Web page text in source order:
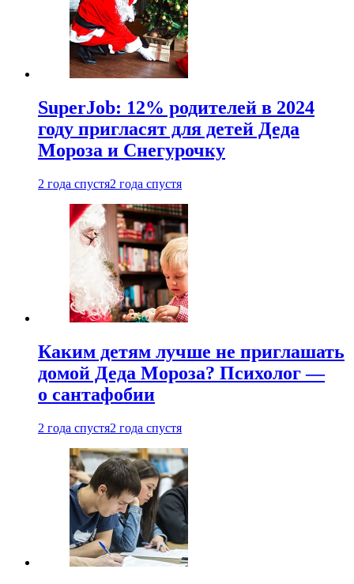
SuperJob: 12% родителей в 2024
году пригласят для детей Деда
Мороза и Снегурочку
2 года спустя2 года спустя
Каким детям лучше не приглашать
домой Деда Мороза? Психолог —
о сантафобии
2 года спустя2 года спустя